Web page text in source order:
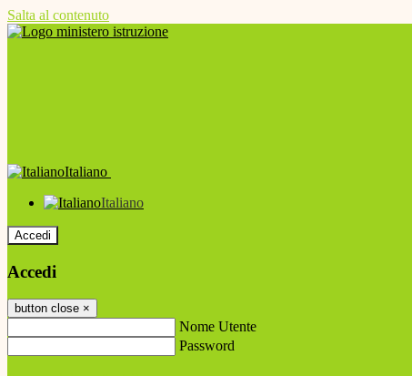
Salta al contenuto
Italiano
Italiano
Accedi
Accedi
button close ×
Nome Utente
Password